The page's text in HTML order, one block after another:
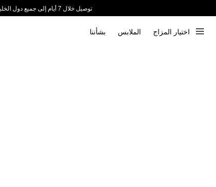
توصيل خلال 7 أيام إلى جميع دول الخليج
اختيار المزاج الملابس بشأننا